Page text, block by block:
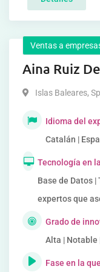
Ventas a
Aina Ruiz
Islas Baleares,
Idioma del
Catalán |
Tecnología en
Base de Datos
expertos que
Grado de
Alta | Notable
Fase en la